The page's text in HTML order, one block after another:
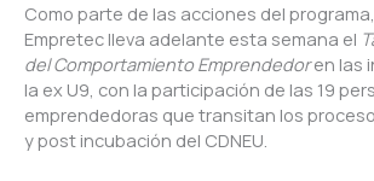
Como parte de las acciones del
Empretec lleva adelante esta semana el
del Comportamiento Emprendedoren las
la ex U9, con la participación de las 19
emprendedoras que transitan los
y post incubación del CDNEU.